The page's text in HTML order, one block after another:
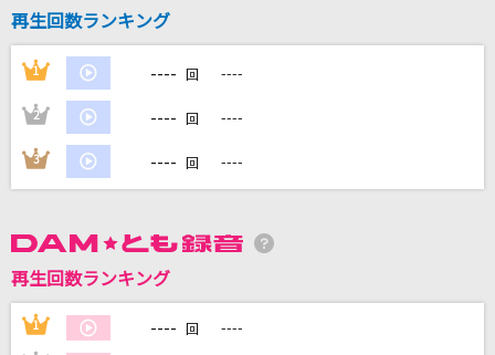
川野夏美
カラオケ最新情報をチェック！
再生回数ランキング
1 ---- 回 ----
2 ---- 回 ----
3 ---- 回 ----
再生回数ランキング
1 ---- 回 ----